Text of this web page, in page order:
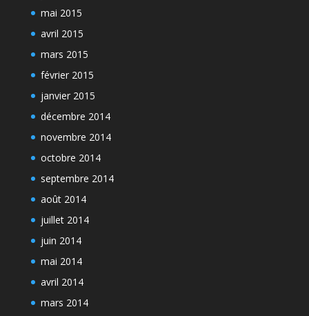
mai 2015
avril 2015
mars 2015
février 2015
janvier 2015
décembre 2014
novembre 2014
octobre 2014
septembre 2014
août 2014
juillet 2014
juin 2014
mai 2014
avril 2014
mars 2014